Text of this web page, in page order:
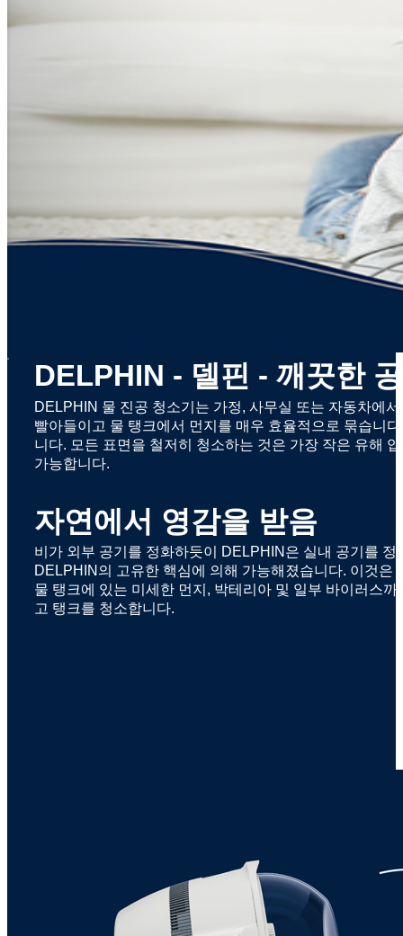
x
DELPHIN - 델핀 - 깨끗한
DELPHIN 물 진공 청소기는 가정, 사무실 또는 자동차에
빨아들이고 물 탱크에서 먼지를 매우 효율적으로 묶습니
니다. 모든 표면을 철저히 청소하는 것은 가장 작은 유해
가능합니다.
자연에서 영감을 받음
비가 외부 공기를 정화하듯이 DELPHIN은 실내 공기를
DELPHIN의 고유한 핵심에 의해 가능해졌습니다. 이것
물 탱크에 있는 미세한 먼지, 박테리아 및 일부 바이러스
고 탱크를 청소합니다.